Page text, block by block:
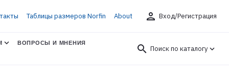
Таблицы размеров Norfin About person Вход/Регистрация
ВОПРОСЫ И МНЕНИЯ
search Поиск по каталогу